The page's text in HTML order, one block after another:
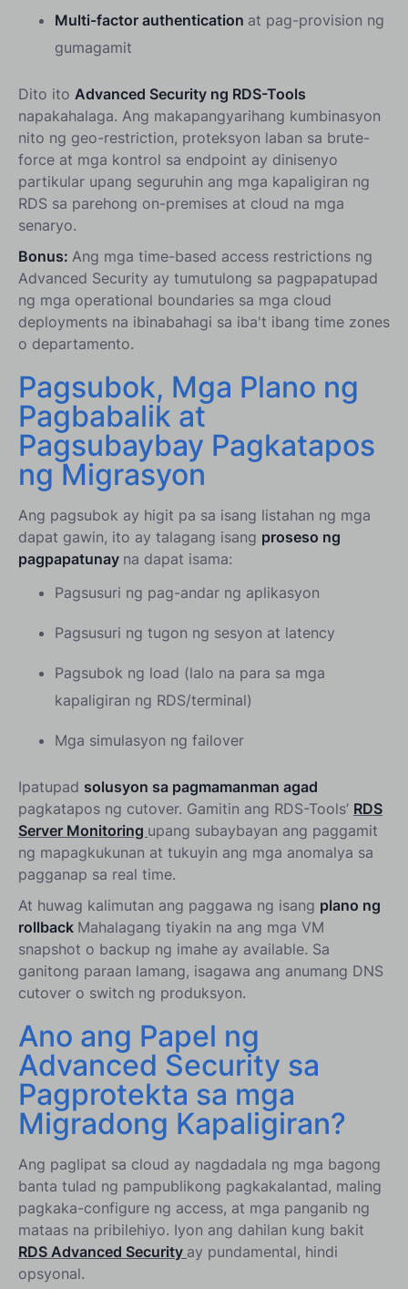
Multi-factor authentication at pag-provision ng
gumagamit
Dito ito Advanced Security ng RDS-Tools
napakahalaga. Ang makapangyarihang kumbinasyon
nito ng geo-restriction, proteksyon laban sa brute-
force at mga kontrol sa endpoint ay dinisenyo
partikular upang seguruhin ang mga kapaligiran ng
RDS sa parehong on-premises at cloud na mga
senaryo.
Bonus: Ang mga time-based access restrictions ng
Advanced Security ay tumutulong sa pagpapatupad
ng mga operational boundaries sa mga cloud
deployments na ibinabahagi sa iba't ibang time zones
o departamento.
Pagsubok, Mga Plano ng
Pagbabalik at
Pagsubaybay Pagkatapos
ng Migrasyon
Ang pagsubok ay higit pa sa isang listahan ng mga
dapat gawin, ito ay talagang isang proseso ng
pagpapatunay na dapat isama:
Pagsusuri ng pag-andar ng aplikasyon
Pagsusuri ng tugon ng sesyon at latency
Pagsubok ng load (lalo na para sa mga
kapaligiran ng RDS/terminal)
Mga simulasyon ng failover
Ipatupad solusyon sa pagmamanman agad
pagkatapos ng cutover. Gamitin ang RDS-Tools’ RDS
Server Monitoring upang subaybayan ang paggamit
ng mapagkukunan at tukuyin ang mga anomalya sa
pagganap sa real time.
At huwag kalimutan ang paggawa ng isang plano ng
rollback Mahalagang tiyakin na ang mga VM
snapshot o backup ng imahe ay available. Sa
ganitong paraan lamang, isagawa ang anumang DNS
cutover o switch ng produksyon.
Ano ang Papel ng
Advanced Security sa
Pagprotekta sa mga
Migradong Kapaligiran?
Ang paglipat sa cloud ay nagdadala ng mga bagong
banta tulad ng pampublikong pagkakalantad, maling
pagkaka-configure ng access, at mga panganib ng
mataas na pribilehiyo. Iyon ang dahilan kung bakit
RDS Advanced Security ay pundamental, hindi
opsyonal.